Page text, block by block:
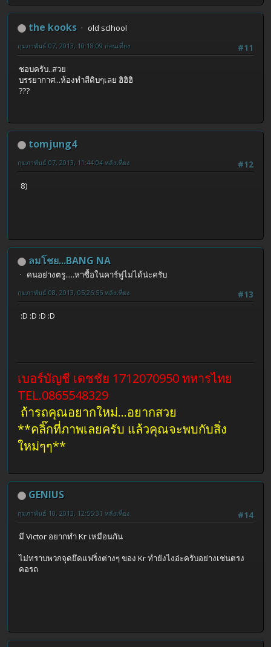
the kooks
old sclhool
#11
กุมภาพันธ์ 07, 2013, 10:18:09 ก่อนเที่ยง
ชอบครับ..สวย
บรรยากาศ...ห้องทำสีดิบๆเลย ฮิฮิฮิ
???
tomjung4
#12
กุมภาพันธ์ 07, 2013, 11:44:04 หลังเที่ยง
8)
ลมโชย...BANG NA
คนอย่างตรู.....หาซื้อในคาร์ฟูไม่ได้น่ะครับ
#13
กุมภาพันธ์ 08, 2013, 05:26:56 หลังเที่ยง
:D :D :D :D
เบอร์บัญชี เดชชัย 1712070950 ทหารไทย
TEL.0865548329
ถ้ารถคุณอยากใหม่...อยากสวย
**คลิ๊กที่ภาพเลยครับ แล้วคุณจะพบกับสิ่ง
ใหม่ๆๆ**
GENIUS
#14
กุมภาพันธ์ 10, 2013, 12:55:31 หลังเที่ยง
มี Victor อยากทำ Kr เหมือนกัน
ไม่ทราบพวกจุดยึดแฟริ่งต่างๆ ของ Kr ทำยังไงอ่ะครับอย่างเช่นตรง
คอรถ